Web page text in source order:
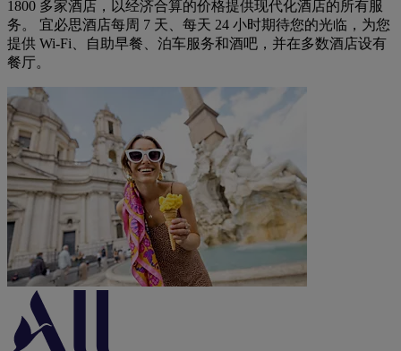
1800 多家酒店，以经济合算的价格提供现代化酒店的所有服
务。 宜必思酒店每周 7 天、每天 24 小时期待您的光临，为您
提供 Wi-Fi、自助早餐、泊车服务和酒吧，并在多数酒店设有
餐厅。